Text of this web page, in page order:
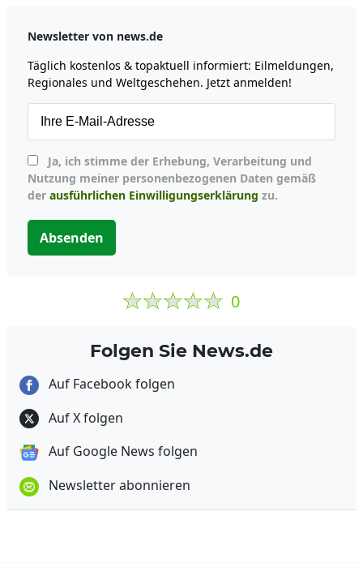
Newsletter von news.de
Täglich kostenlos & topaktuell informiert: Eilmeldungen,
Regionales und Weltgeschehen. Jetzt anmelden!
Nutzung meiner personenbezogenen Daten gemäß
der ausführlichen Einwilligungserklärung zu.
Absenden
0
Folgen Sie News.de
Auf Facebook folgen
Auf X folgen
Auf Google News folgen
Newsletter abonnieren